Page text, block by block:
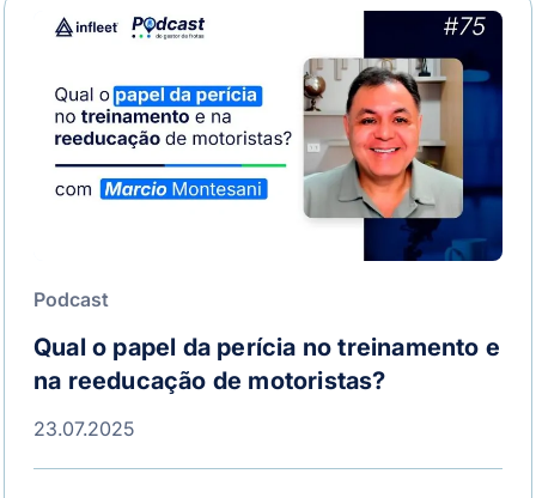
Podcast
Qual o papel da perícia no treinamento e
na reeducação de motoristas?
23.07.2025